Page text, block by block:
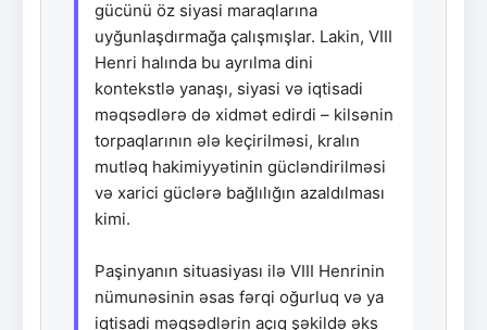
gücünü öz siyasi maraqlarına
uyğunlaşdırmağa çalışmışlar. Lakin, VIII
Henri halında bu ayrılma dini
kontekstlə yanaşı, siyasi və iqtisadi
məqsədlərə də xidmət edirdi – kilsənin
torpaqlarının ələ keçirilməsi, kralın
mutləq hakimiyyətinin gücləndirilməsi
və xarici güclərə bağlılığın azaldılması
kimi.
Paşinyanın situasiyası ilə VIII Henrinin
nümunəsinin əsas fərqi oğurluq və ya
iqtisadi məqsədlərin açıq şəkildə əks